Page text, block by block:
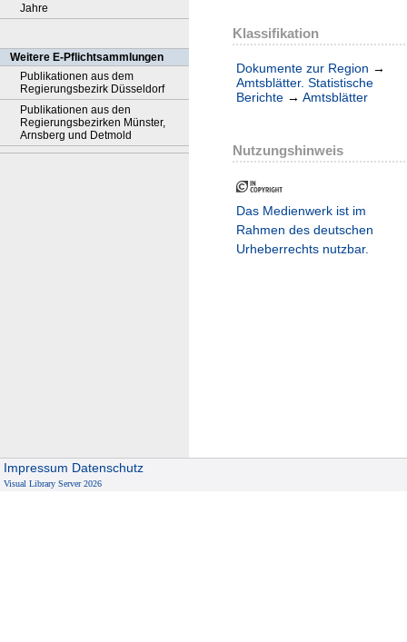
Jahre
Weitere E-Pflichtsammlungen
Publikationen aus dem
Regierungsbezirk Düsseldorf
Publikationen aus den
Regierungsbezirken Münster,
Arnsberg und Detmold
Klassifikation
Dokumente zur Region →
Amtsblätter. Statistische
Berichte → Amtsblätter
Nutzungshinweis
Das Medienwerk ist im
Rahmen des deutschen
Urheberrechts nutzbar.
Impressum Datenschutz
Visual Library Server 2026